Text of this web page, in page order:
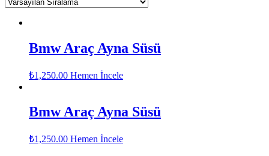
Bmw Araç Ayna Süsü
₺1,250.00 Hemen İncele
Bmw Araç Ayna Süsü
₺1,250.00 Hemen İncele